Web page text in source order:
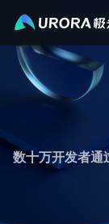
数十万开发者通